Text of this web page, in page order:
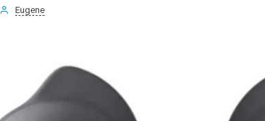
Eugene